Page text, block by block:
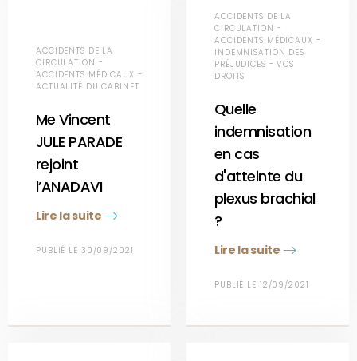
ACCIDENTS DE LA
CIRCULATION -
ACCIDENTS MÉDICAUX -
ACTUALITÉ DU CABINET
Me Vincent
JULE PARADE
rejoint
l’ANADAVI
Lire la suite
PUBLIÉ LE 30/09/2021
ACCIDENTS DE LA
CIRCULATION -
ACCIDENTS MÉDICAUX -
INDEMNISATION DES
PRÉJUDICES - VOS
DROITS
Quelle
indemnisation
en cas
d'atteinte du
plexus brachial
?
Lire la suite
PUBLIÉ LE 12/09/2021